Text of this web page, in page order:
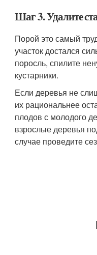
Шаг 3. Удалите
Порой это самый
участок достался
поросль, спилите
кустарники.
Если деревья не
их рациональнее
плодов с молодого
взрослые деревья
случае проведите